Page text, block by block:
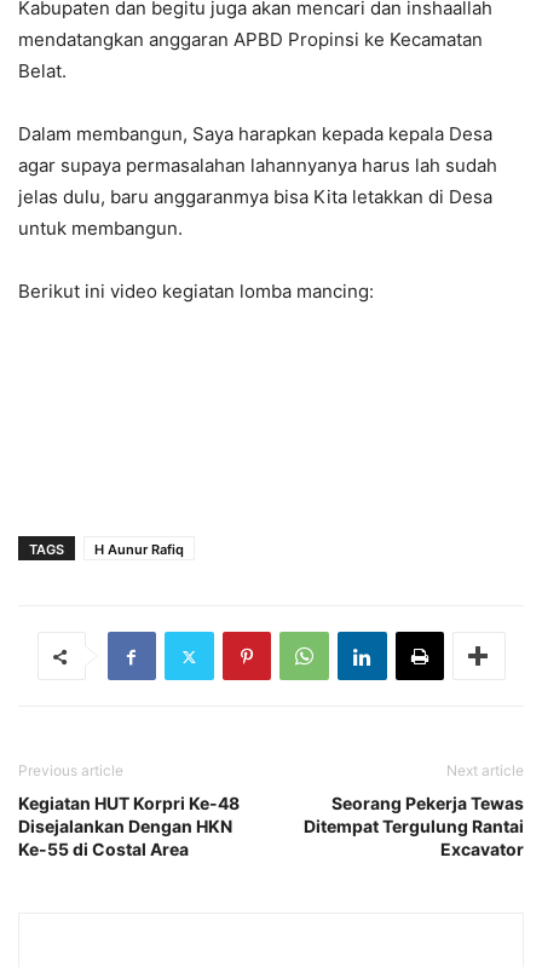
Kabupaten dan begitu juga akan mencari dan inshaallah
mendatangkan anggaran APBD Propinsi ke Kecamatan
Belat.
Dalam membangun, Saya harapkan kepada kepala Desa
agar supaya permasalahan lahannyanya harus lah sudah
jelas dulu, baru anggaranmya bisa Kita letakkan di Desa
untuk membangun.
Berikut ini video kegiatan lomba mancing:
TAGS H Aunur Rafiq
Previous article
Kegiatan HUT Korpri Ke-48
Disejalankan Dengan HKN
Ke-55 di Costal Area
Next article
Seorang Pekerja Tewas
Ditempat Tergulung Rantai
Excavator